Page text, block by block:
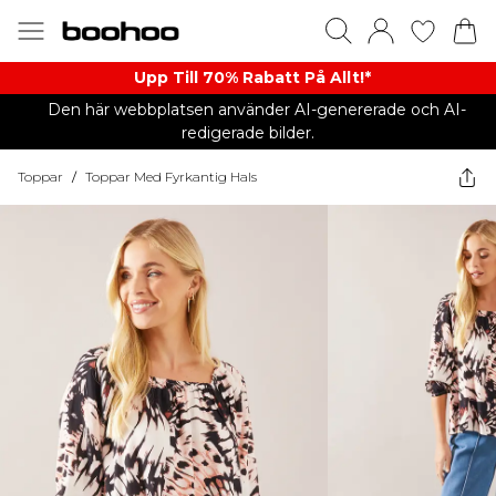
Upp Till 70% Rabatt På Allt!*
Den här webbplatsen använder AI-genererade och AI-
redigerade bilder.
Toppar / Toppar Med Fyrkantig Hals